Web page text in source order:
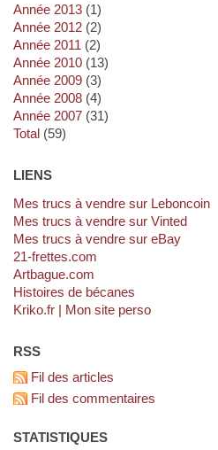
année 2013(1)
année 2012(2)
année 2011 (2)
année 2010(13)
année 2009(3)
année 2008(4)
année 2007(31)
total (59)
LIENS
Mes trucs à vendre sur Leboncoin
Mes trucs à vendre sur Vinted
Mes trucs à vendre sur eBay
21-frettes.com
artbague.com
Histoires de bécanes
kriko.fr | Mon site perso
RSS
Fil des articles
Fil des commentaires
STATISTIQUES